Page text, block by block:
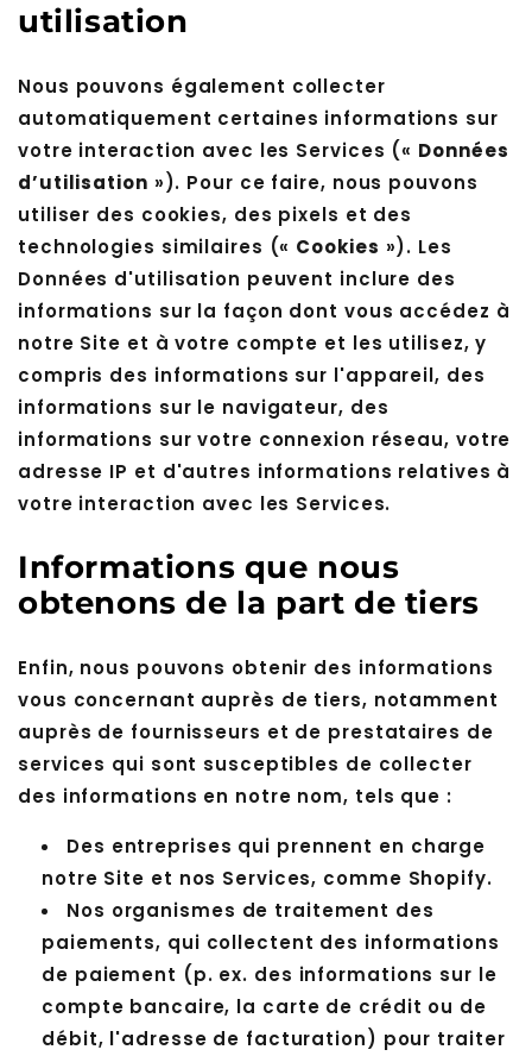
utilisation
Nous pouvons également collecter
automatiquement certaines informations sur
votre interaction avec les Services (« Données
d’utilisation »). Pour ce faire, nous pouvons
utiliser des cookies, des pixels et des
technologies similaires (« Cookies »). Les
Données d'utilisation peuvent inclure des
informations sur la façon dont vous accédez à
notre Site et à votre compte et les utilisez, y
compris des informations sur l'appareil, des
informations sur le navigateur, des
informations sur votre connexion réseau, votre
adresse IP et d'autres informations relatives à
votre interaction avec les Services.
Informations que nous
obtenons de la part de tiers
Enfin, nous pouvons obtenir des informations
vous concernant auprès de tiers, notamment
auprès de fournisseurs et de prestataires de
services qui sont susceptibles de collecter
des informations en notre nom, tels que :
Des entreprises qui prennent en charge
notre Site et nos Services, comme Shopify.
Nos organismes de traitement des
paiements, qui collectent des informations
de paiement (p. ex. des informations sur le
compte bancaire, la carte de crédit ou de
débit, l'adresse de facturation) pour traiter